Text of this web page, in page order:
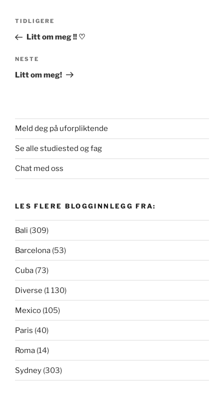
Innleggsnavigasjon
Forrige
innlegg
TIDLIGERE
Litt om meg !! ♡
Neste
innlegg
NESTE
Litt om meg!
Meld deg på uforpliktende
Se alle studiested og fag
Chat med oss
LES FLERE BLOGGINNLEGG FRA:
Bali (309)
Barcelona (53)
Cuba (73)
Diverse (1 130)
Mexico (105)
Paris (40)
Roma (14)
Sydney (303)